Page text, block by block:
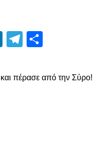
LinkedIn
Telegram
πέρασε από την Σύρο!